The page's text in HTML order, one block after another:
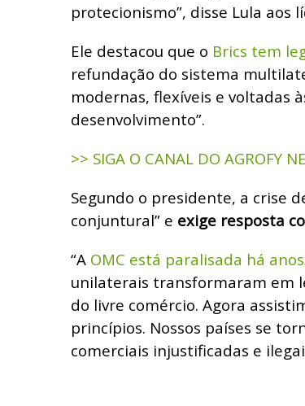
protecionismo”, disse Lula aos
Ele destacou que o Brics tem
refundação do sistema
modernas, flexíveis e voltadas
desenvolvimento”.
>> SIGA O CANAL DO AGROFY
Segundo o presidente, a crise
conjuntural” e exige resposta
“A OMC está paralisada há anos
unilaterais transformaram em
do livre comércio. Agora
princípios. Nossos países se
comerciais injustificadas e